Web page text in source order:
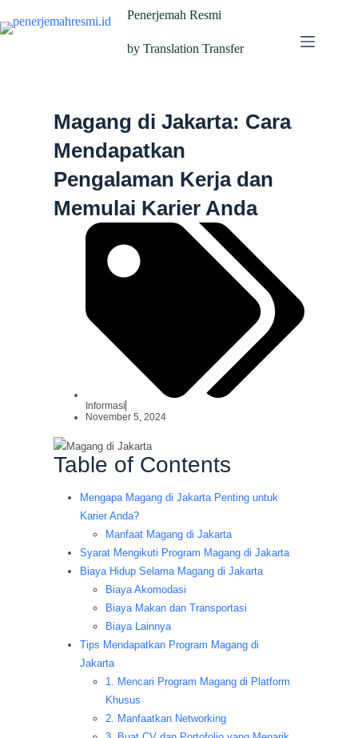
Penerjemah Resmi
by Translation Transfer
Magang di Jakarta: Cara
Mendapatkan
Pengalaman Kerja dan
Memulai Karier Anda
Informasi
November 5, 2024
Table of Contents
Mengapa Magang di Jakarta Penting untuk
Karier Anda?
Manfaat Magang di Jakarta
Syarat Mengikuti Program Magang di Jakarta
Biaya Hidup Selama Magang di Jakarta
Biaya Akomodasi
Biaya Makan dan Transportasi
Biaya Lainnya
Tips Mendapatkan Program Magang di
Jakarta
1. Mencari Program Magang di Platform
Khusus
2. Manfaatkan Networking